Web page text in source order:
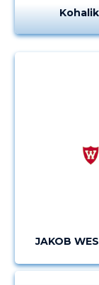
JAKOB